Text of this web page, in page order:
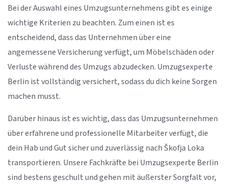
Bei der Auswahl eines Umzugsunternehmens gibt es einige
wichtige Kriterien zu beachten. Zum einen ist es
entscheidend, dass das Unternehmen über eine
angemessene Versicherung verfügt, um Möbelschäden oder
Verluste während des Umzugs abzudecken. Umzugsexperte
Berlin ist vollständig versichert, sodass du dich keine Sorgen
machen musst.
Darüber hinaus ist es wichtig, dass das Umzugsunternehmen
über erfahrene und professionelle Mitarbeiter verfügt, die
dein Hab und Gut sicher und zuverlässig nach Škofja Loka
transportieren. Unsere Fachkräfte bei Umzugsexperte Berlin
sind bestens geschult und gehen mit äußerster Sorgfalt vor,